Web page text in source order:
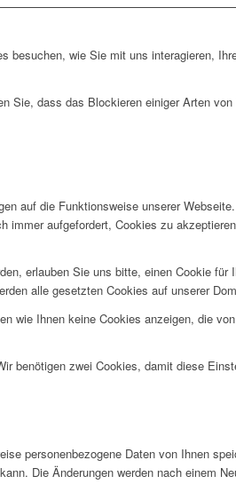
wie Sie mit uns interagieren,
Sie, dass das Blockieren einiger Arten
auf die Funktionsweise unserer
aufgefordert, Cookies zu
erlauben Sie uns bitte, einen Cookie
alle gesetzten Cookies auf unserer
wie Ihnen keine Cookies anzeigen, die
benötigen zwei Cookies, damit diese
personenbezogene Daten von Ihnen
Die Änderungen werden nach einem